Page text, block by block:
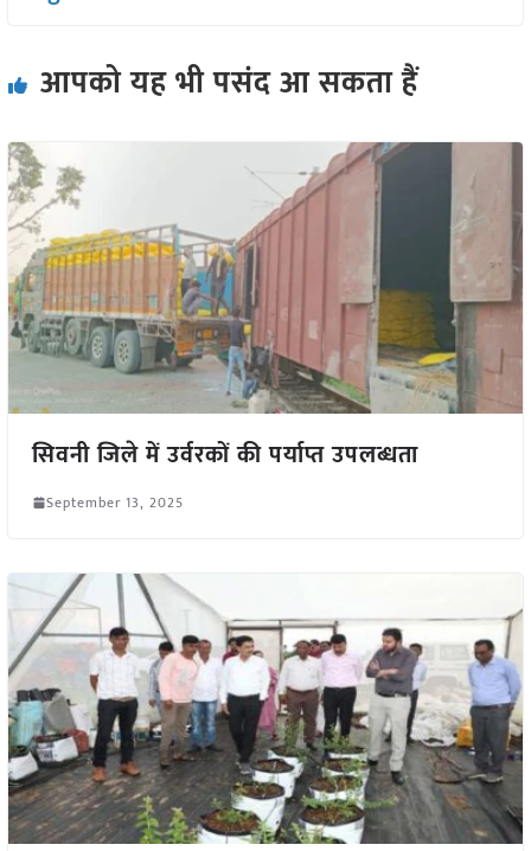
आपको यह भी पसंद आ सकता हैं
सिवनी जिले में उर्वरकों की पर्याप्त उपलब्धता
September 13, 2025